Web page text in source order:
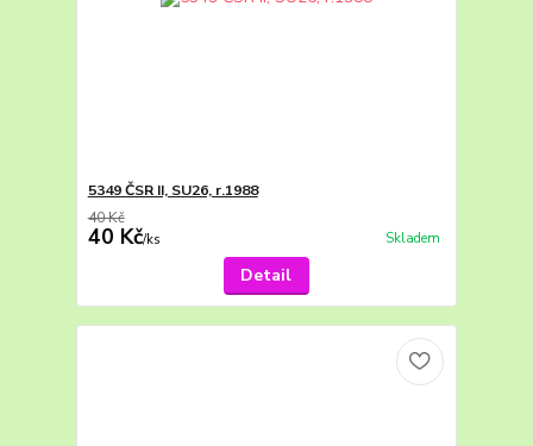
5349 ČSR II, SU26, r.1988
40 Kč
40 Kč/ks Skladem
Detail